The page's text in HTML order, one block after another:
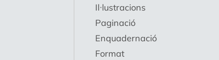
Il·lustracions
Paginació
Enquadernació
Format